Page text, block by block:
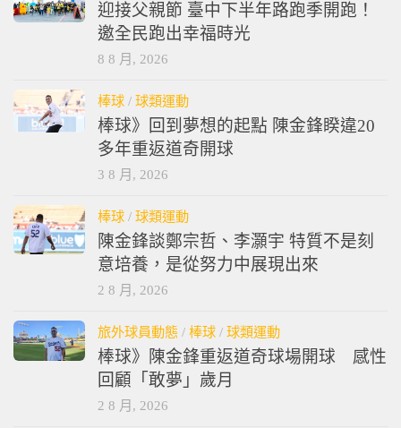
迎接父親節 臺中下半年路跑季開跑！
邀全民跑出幸福時光
8 8 月, 2026
棒球 / 球類運動
棒球》回到夢想的起點 陳金鋒睽違20
多年重返道奇開球
3 8 月, 2026
棒球 / 球類運動
陳金鋒談鄭宗哲、李灝宇 特質不是刻
意培養，是從努力中展現出來
2 8 月, 2026
旅外球員動態 / 棒球 / 球類運動
棒球》陳金鋒重返道奇球場開球 感性
回顧「敢夢」歲月
2 8 月, 2026